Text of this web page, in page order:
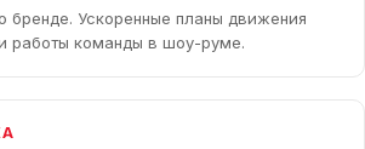
Ускоренные планы движения
работы команды в шоу-руме.